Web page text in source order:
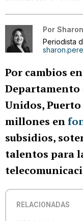
Por
Periodista
Por cambios
Departamento
Unidos, Puerto
millones en
subsidios,
talentos para
RELACIONADAS